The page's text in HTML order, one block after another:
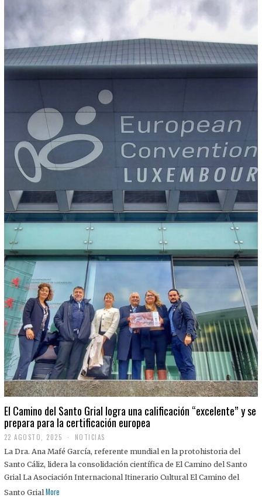
El Camino del Santo Grial logra una calificación “excelente” y se
prepara para la certificación europea
22 AGOSTO, 2025
2
A
G
O
S
NOTICIAS
La Dra. Ana Mafé García, referente mundial en la protohistoria del
Santo Cáliz, lidera la consolidación científica de El Camino del Santo
Grial La Asociación Internacional Itinerario Cultural El Camino del
Santo Grial More